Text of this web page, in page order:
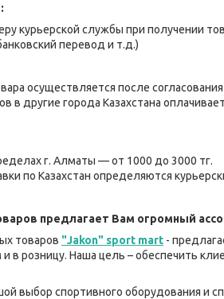
курьерской службы при получении
перевод и т.д.)
осуществляется после
в другие города Казахстана
г. Алматы — от 1000 до 3000 тг.
по Казахстан определяются
предлагает Вам огромный
товаров "Jakon" sport mart -
в розницу. Наша цель – обеспечить
выбор спортивного оборудования и